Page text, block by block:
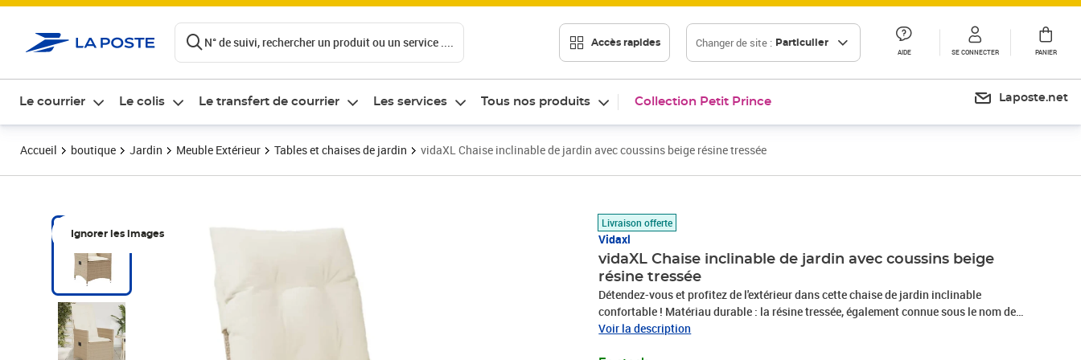
N° de suivi, rechercher un produit ou un service .... Accès rapides Changer de site : Particulier
AIDE SE CONNECTER PANIER
Le courrier Le colis Le transfert de courrier Les services Tous nos produits Collection Petit Prince Laposte.net
Accueil boutique Jardin Meuble Extérieur Tables et chaises de jardin vidaXL Chaise inclinable de jardin avec coussins beige résine tressée
Ignorer les images
Livraison offerte
Vidaxl
vidaXL Chaise inclinable de jardin avec coussins beige
résine tressée
Détendez-vous et profitez de l'extérieur dans cette chaise de jardin inclinable
confortable ! Matériau durable : la résine tressée, également connue sous le nom de
poly rotin, est un matériau synthétique solide et nécessitant peu d'entretien qui
Voir la description
Prix 96,26€